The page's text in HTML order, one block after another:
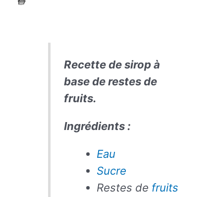
Recette de sirop à
base de restes de
fruits.
Ingrédients :
Eau
Sucre
Restes de fruits